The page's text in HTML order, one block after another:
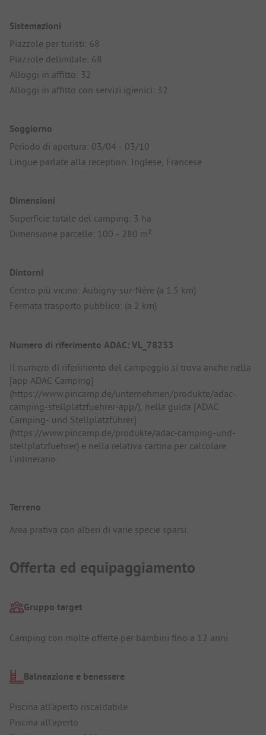
Sistemazioni
Piazzole per turisti: 68
Piazzole delimitate: 68
Alloggi in affitto: 32
Alloggi in affitto con servizi igienici: 32
Soggiorno
Periodo di apertura: 03/04 - 03/10
Lingue parlate alla reception: Inglese, Francese
Dimensioni
Superficie totale del camping: 3 ha
Dimensione parcelle: 100 - 280 m²
Dintorni
Centro più vicino: Aubigny-sur-Nère (a 1.5 km)
Fermata trasporto pubblico: (a 2 km)
Numero di riferimento ADAC: VL_78233
Il numero di riferimento del campeggio si trova anche nella
[app ADAC Camping]
(https://www.pincamp.de/unternehmen/produkte/adac-
camping-stellplatzfuehrer-app/), nella guida [ADAC
Camping- und Stellplatzführer]
(https://www.pincamp.de/produkte/adac-camping-und-
stellplatzfuehrer) e nella relativa cartina per calcolare
l'intinerario.
Terreno
Area prativa con alberi di varie specie sparsi.
Offerta ed equipaggiamento
Gruppo target
Camping con molte offerte per bambini fino a 12 anni
Balneazione e benessere
Piscina all'aperto riscaldabile
Piscina all'aperto